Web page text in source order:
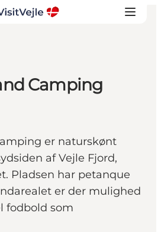
Camping
er naturskønt
af Vejle Fjord,
Pladsen har petanque
er der mulighed
fodbold som